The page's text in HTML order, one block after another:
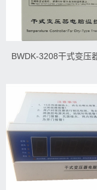
BWDK-3208干式变压